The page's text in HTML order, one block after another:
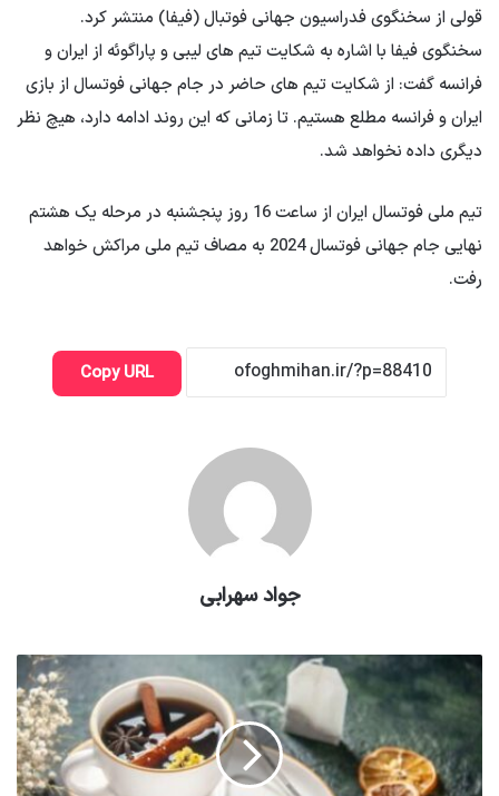
قولی از سخنگوی فدراسیون جهانی فوتبال (فیفا) منتشر کرد.
سخنگوی فیفا با اشاره به شکایت تیم های لیبی و پاراگوئه از ایران و
فرانسه گفت: از شکایت تیم های حاضر در جام جهانی فوتسال از بازی
ایران و فرانسه مطلع هستیم. تا زمانی که این روند ادامه دارد، هیچ نظر
دیگری داده نخواهد شد.
تیم ملی فوتسال ایران از ساعت 16 روز پنجشنبه در مرحله یک هشتم
نهایی جام جهانی فوتسال 2024 به مصاف تیم ملی مراکش خواهد
رفت.
Copy URL
جواد سهرابی